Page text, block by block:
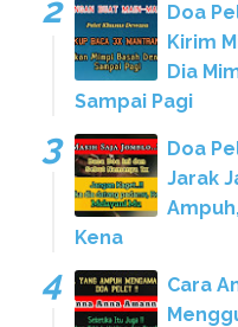
Doa
Kirim
Dia
Sampai Pagi
Doa
Jarak
Kena
Cara